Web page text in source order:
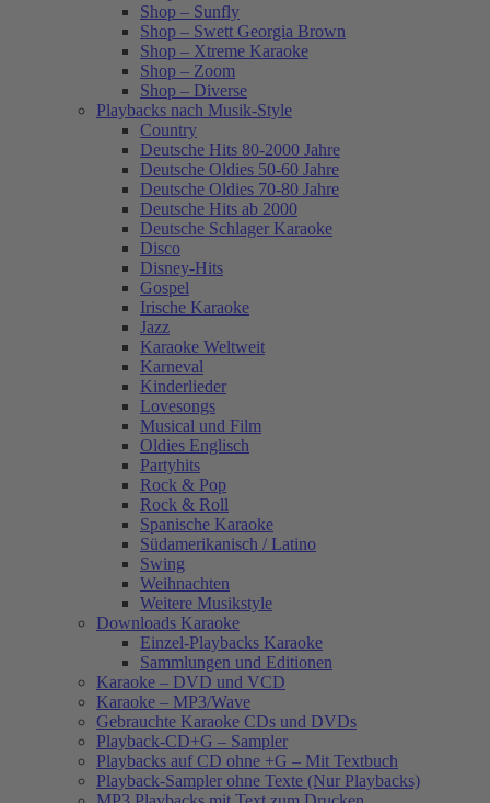
Shop – Sunfly
Shop – Swett Georgia Brown
Shop – Xtreme Karaoke
Shop – Zoom
Shop – Diverse
Playbacks nach Musik-Style
Country
Deutsche Hits 80-2000 Jahre
Deutsche Oldies 50-60 Jahre
Deutsche Oldies 70-80 Jahre
Deutsche Hits ab 2000
Deutsche Schlager Karaoke
Disco
Disney-Hits
Gospel
Irische Karaoke
Jazz
Karaoke Weltweit
Karneval
Kinderlieder
Lovesongs
Musical und Film
Oldies Englisch
Partyhits
Rock & Pop
Rock & Roll
Spanische Karaoke
Südamerikanisch / Latino
Swing
Weihnachten
Weitere Musikstyle
Downloads Karaoke
Einzel-Playbacks Karaoke
Sammlungen und Editionen
Karaoke – DVD und VCD
Karaoke – MP3/Wave
Gebrauchte Karaoke CDs und DVDs
Playback-CD+G – Sampler
Playbacks auf CD ohne +G – Mit Textbuch
Playback-Sampler ohne Texte (Nur Playbacks)